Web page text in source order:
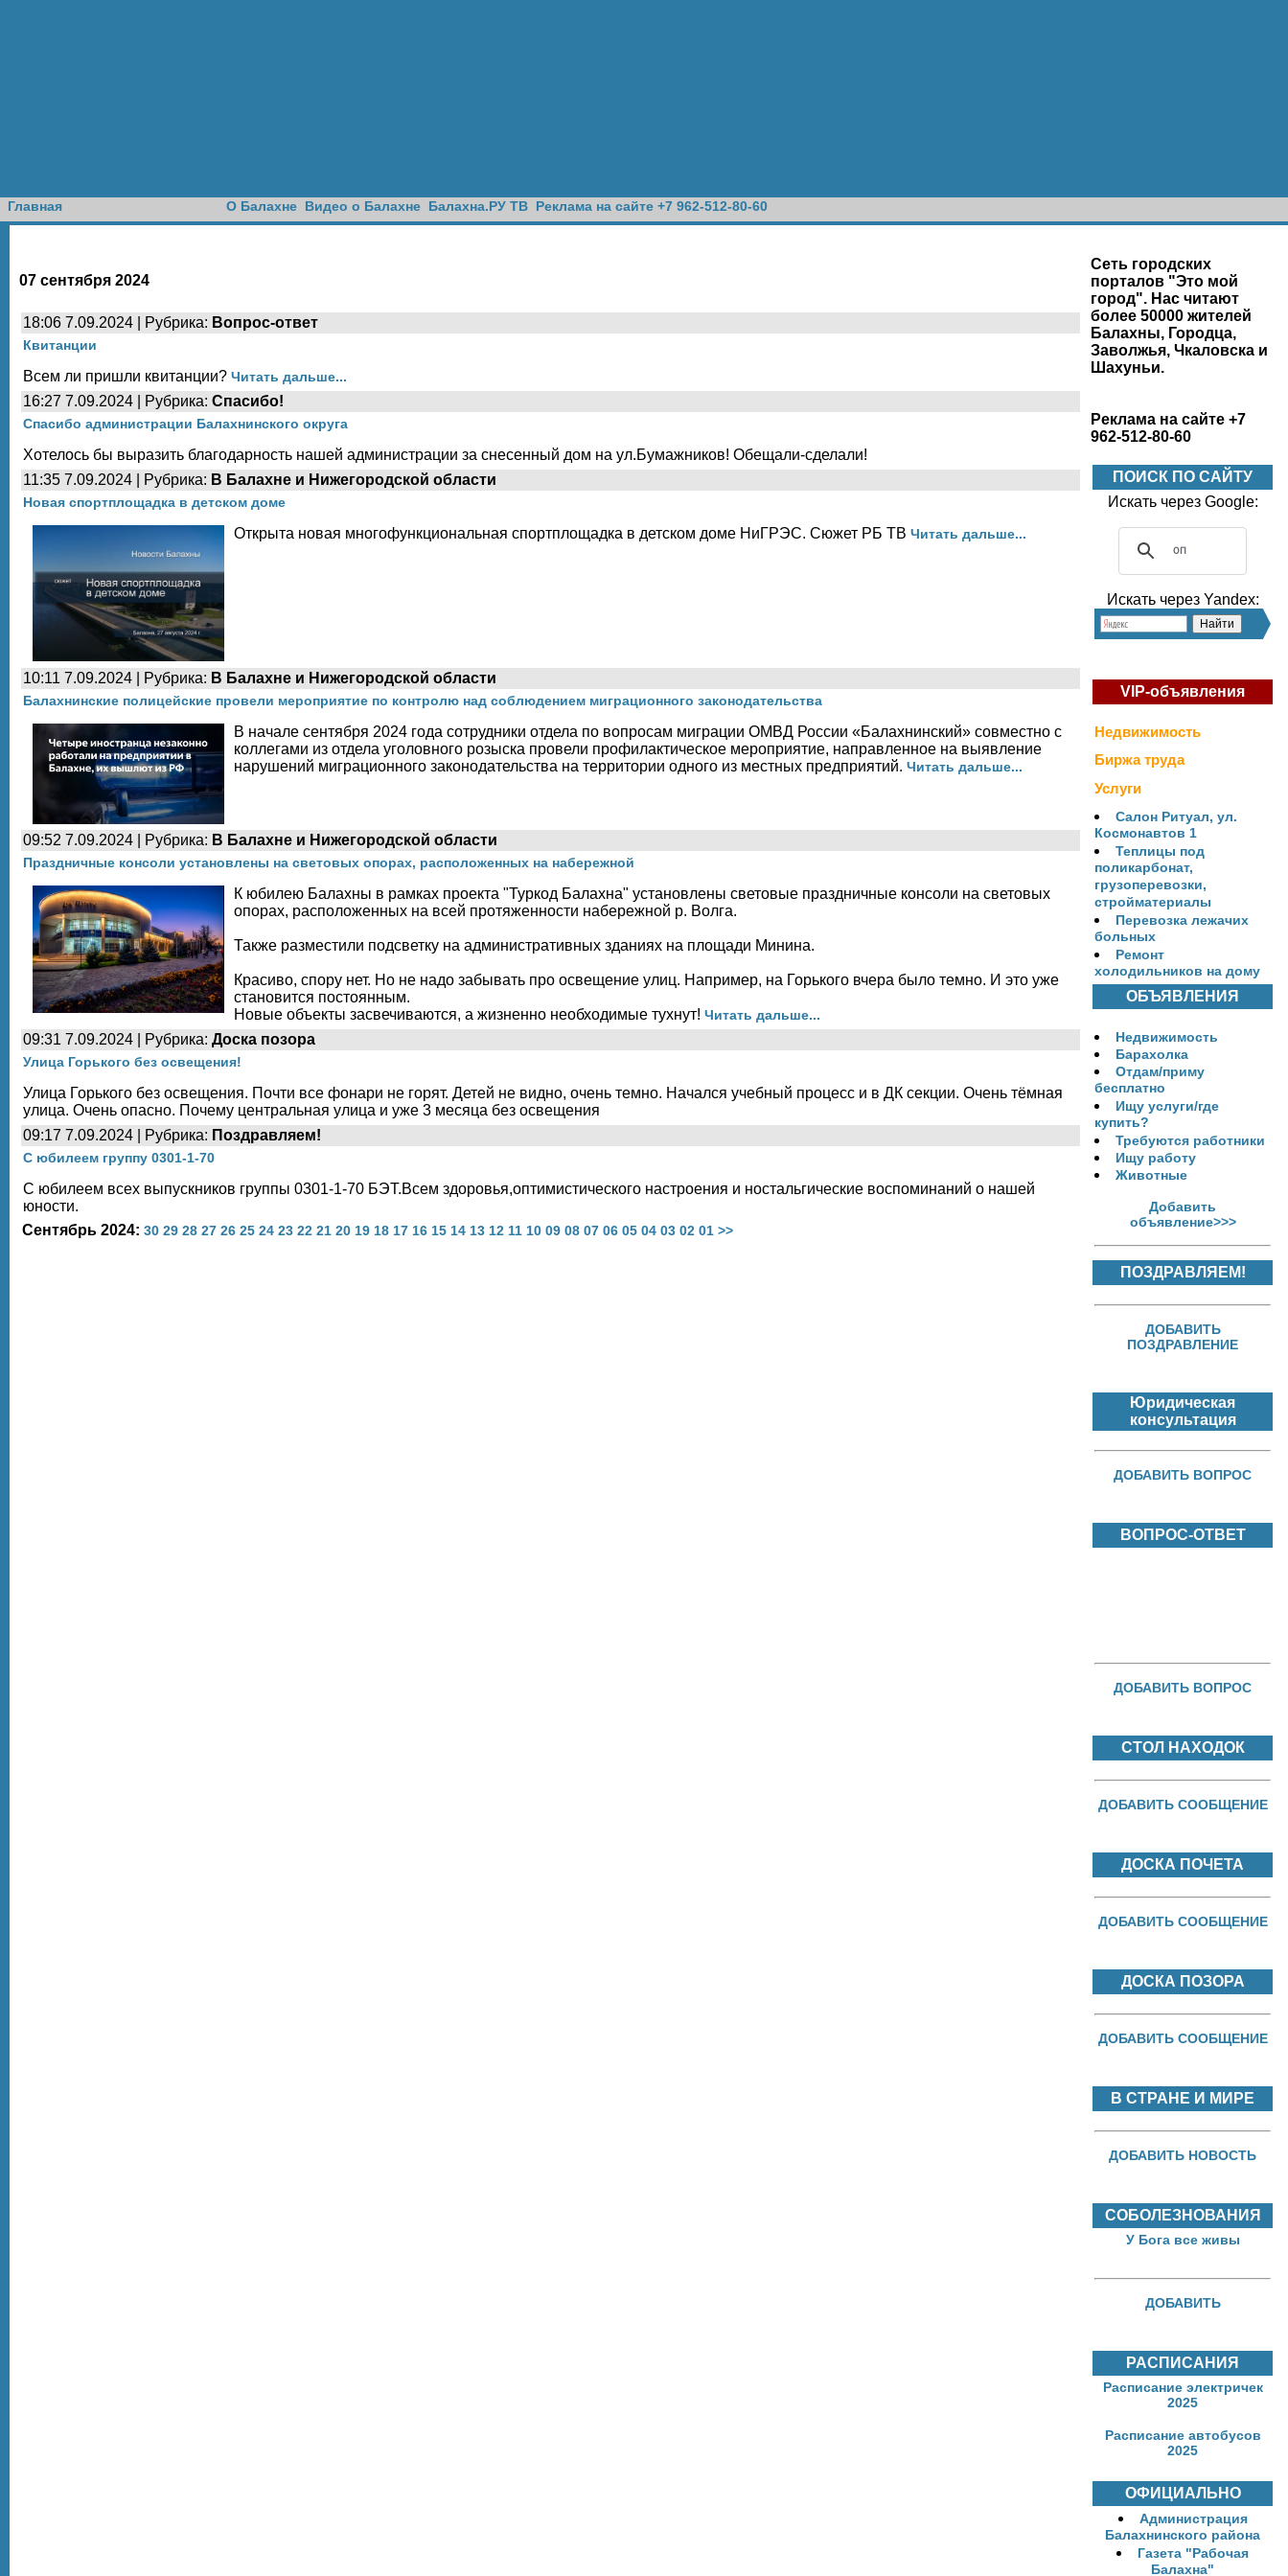
Главная О Балахне Видео о Балахне Балахна.РУ ТВ Реклама на сайте +7 962-512-80-60
07 сентября 2024
18:06 7.09.2024 | Рубрика: Вопрос-ответ
Квитанции
Всем ли пришли квитанции? Читать дальше...
16:27 7.09.2024 | Рубрика: Спасибо!
Спасибо администрации Балахнинского округа
Хотелось бы выразить благодарность нашей администрации за снесенный дом на ул.Бумажников! Обещали-сделали!
11:35 7.09.2024 | Рубрика: В Балахне и Нижегородской области
Новая спортплощадка в детском доме
Открыта новая многофункциональная спортплощадка в детском доме НиГРЭС. Сюжет РБ ТВ Читать дальше...
10:11 7.09.2024 | Рубрика: В Балахне и Нижегородской области
Балахнинские полицейские провели мероприятие по контролю над соблюдением миграционного законодательства
В начале сентября 2024 года сотрудники отдела по вопросам миграции ОМВД России «Балахнинский» совместно с
коллегами из отдела уголовного розыска провели профилактическое мероприятие, направленное на выявление
нарушений миграционного законодательства на территории одного из местных предприятий. Читать дальше...
09:52 7.09.2024 | Рубрика: В Балахне и Нижегородской области
Праздничные консоли установлены на световых опорах, расположенных на набережной
К юбилею Балахны в рамках проекта "Туркод Балахна" установлены световые праздничные консоли на световых
опорах, расположенных на всей протяженности набережной р. Волга.
Также разместили подсветку на административных зданиях на площади Минина.
Красиво, спору нет. Но не надо забывать про освещение улиц. Например, на Горького вчера было темно. И это уже
становится постоянным.
Новые объекты засвечиваются, а жизненно необходимые тухнут! Читать дальше...
09:31 7.09.2024 | Рубрика: Доска позора
Улица Горького без освещения!
Улица Горького без освещения. Почти все фонари не горят. Детей не видно, очень темно. Начался учебный процесс и в ДК секции. Очень тёмная
улица. Очень опасно. Почему центральная улица и уже 3 месяца без освещения
09:17 7.09.2024 | Рубрика: Поздравляем!
С юбилеем группу 0301-1-70
С юбилеем всех выпускников группы 0301-1-70 БЭТ.Всем здоровья,оптимистического настроения и ностальгические воспоминаний о нашей
юности.
Сентябрь 2024: 30 29 28 27 26 25 24 23 22 21 20 19 18 17 16 15 14 13 12 11 10 09 08 07 06 05 04 03 02 01 >>
Сеть городских
порталов "Это мой
город". Нас читают
более 50000 жителей
Балахны, Городца,
Заволжья, Чкаловска и
Шахуньи.
Реклама на сайте +7
962-512-80-60
ПОИСК ПО САЙТУ
Искать через Google:
Искать через Yandex:
VIP-объявления
Недвижимость
Биржа труда
Услуги
Салон Ритуал, ул.
Космонавтов 1
Теплицы под
поликарбонат,
грузоперевозки,
стройматериалы
Перевозка лежачих
больных
Ремонт
холодильников на дому
ОБЪЯВЛЕНИЯ
Недвижимость
Барахолка
Отдам/приму
бесплатно
Ищу услуги/где
купить?
Требуются работники
Ищу работу
Животные
Добавить
объявление>>>
ПОЗДРАВЛЯЕМ!
ДОБАВИТЬ
ПОЗДРАВЛЕНИЕ
Юридическая
консультация
ДОБАВИТЬ ВОПРОС
ВОПРОС-ОТВЕТ
ДОБАВИТЬ ВОПРОС
СТОЛ НАХОДОК
ДОБАВИТЬ СООБЩЕНИЕ
ДОСКА ПОЧЕТА
ДОБАВИТЬ СООБЩЕНИЕ
ДОСКА ПОЗОРА
ДОБАВИТЬ СООБЩЕНИЕ
В СТРАНЕ И МИРЕ
ДОБАВИТЬ НОВОСТЬ
СОБОЛЕЗНОВАНИЯ
У Бога все живы
ДОБАВИТЬ
РАСПИСАНИЯ
Расписание электричек
2025
Расписание автобусов
2025
ОФИЦИАЛЬНО
Администрация
Балахнинского района
Газета "Рабочая
Балахна"